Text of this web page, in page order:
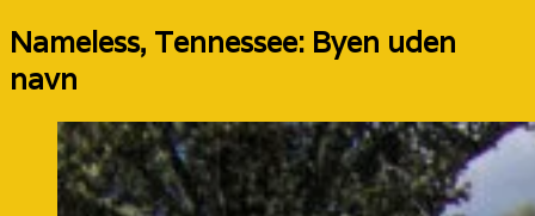
Nameless, Tennessee: Byen uden
navn